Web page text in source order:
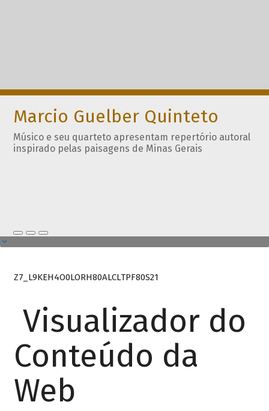
Marcio Guelber Quinteto
Músico e seu quarteto apresentam repertório autoral
inspirado pelas paisagens de Minas Gerais
Z7_L9KEH4O0LORH80ALCLTPF80S21
Visualizador do
Conteúdo da
Web